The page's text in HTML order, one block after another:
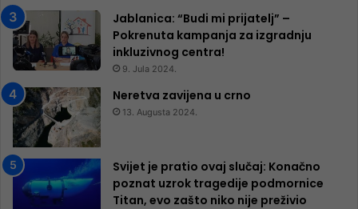
Jablanica: “Budi mi prijatelj” –
Pokrenuta kampanja za izgradnju
inkluzivnog centra!
9. Jula 2024.
Neretva zavijena u crno
13. Augusta 2024.
Svijet je pratio ovaj slučaj: Konačno
poznat uzrok tragedije podmornice
Titan, evo zašto niko nije preživio